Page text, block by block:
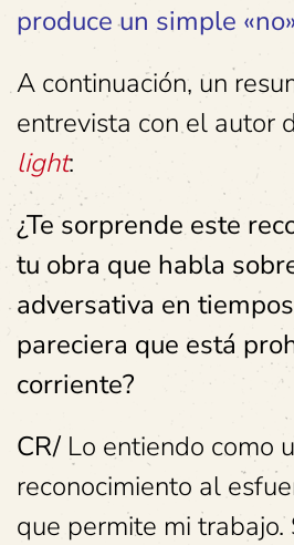
produce un simple «no»
A continuación, un
entrevista con el autor
light:
¿Te sorprende este
tu obra que habla
adversativa en
pareciera que está
corriente?
CR/Lo entiendo como
reconocimiento al
que permite mi trabajo.